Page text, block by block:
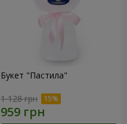
Букет "Пастила"
1 128 грн